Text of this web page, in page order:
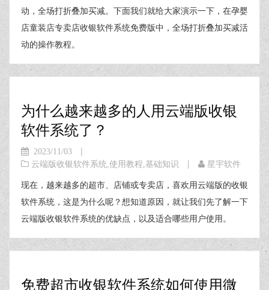
动，全场打折叠加买减。下面我们就给大家演示一下，在孕婴
店童装店专卖店收银软件系统免费版中，全场打折叠加买减活
动的操作教程。
为什么越来越多的人用云端版收银
软件系统了？
2023/11/03 |
云端版收银软件系统 使用教程 基础知识 | 星宇软件
现在，越来越多的超市、店铺或专卖店，喜欢用云端版的收银
软件系统，这是为什么呢？想知道原因，就让我们先了解一下
云端版收银软件系统的优缺点，以及适合哪些用户使用。
免费超市收银软件系统如何使用微